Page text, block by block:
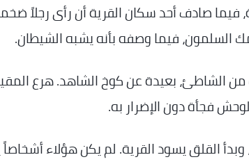
فيما صادف أحد سكان القرية أن رأى رجلاً
فيما وصفه بأنه يشبه الشيطان.
الشاطئ، بعيدة عن كوخ الشاهد. هرع
فجأة دون الإضرار به.
القلق يسود القرية. لم يكن هؤلاء أشخاصاً